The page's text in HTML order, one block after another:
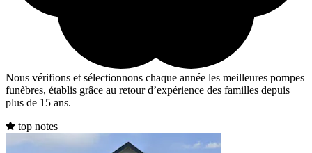
Nous vérifions et sélectionnons chaque année les meilleures pompes
funèbres, établis grâce au retour d’expérience des familles depuis
plus de 15 ans.
top notes